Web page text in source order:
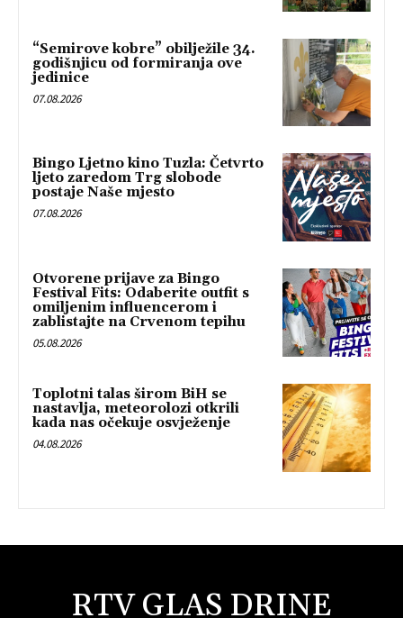
“Semirove kobre” obilježile 34.
godišnjicu od formiranja ove
jedinice
07.08.2026
Bingo Ljetno kino Tuzla: Četvrto
ljeto zaredom Trg slobode
postaje Naše mjesto
07.08.2026
Otvorene prijave za Bingo
Festival Fits: Odaberite outfit s
omiljenim influencerom i
zablistajte na Crvenom tepihu
05.08.2026
Toplotni talas širom BiH se
nastavlja, meteorolozi otkrili
kada nas očekuje osvježenje
04.08.2026
RTV GLAS DRINE